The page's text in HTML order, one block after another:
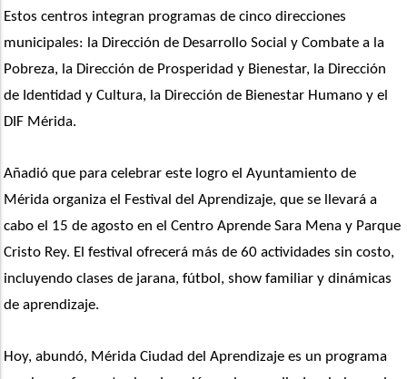
Estos centros integran programas de cinco direcciones
municipales: la Dirección de Desarrollo Social y Combate a la
Pobreza, la Dirección de Prosperidad y Bienestar, la Dirección
de Identidad y Cultura, la Dirección de Bienestar Humano y el
DIF Mérida.
Añadió que para celebrar este logro el Ayuntamiento de
Mérida organiza el Festival del Aprendizaje, que se llevará a
cabo el 15 de agosto en el Centro Aprende Sara Mena y Parque
Cristo Rey. El festival ofrecerá más de 60 actividades sin costo,
incluyendo clases de jarana, fútbol, show familiar y dinámicas
de aprendizaje.
Hoy, abundó, Mérida Ciudad del Aprendizaje es un programa